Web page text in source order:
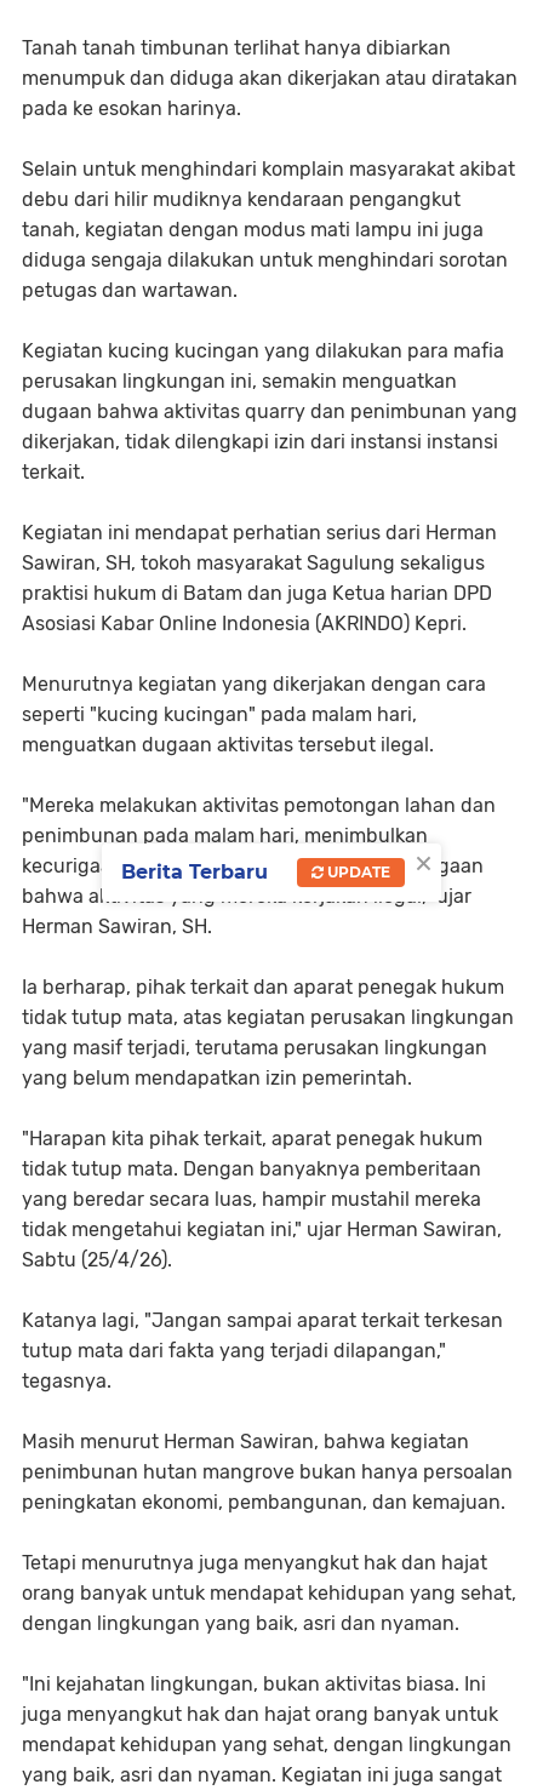
Tanah tanah timbunan terlihat hanya dibiarkan
menumpuk dan diduga akan dikerjakan atau diratakan
pada ke esokan harinya.
Selain untuk menghindari komplain masyarakat akibat
debu dari hilir mudiknya kendaraan pengangkut
tanah, kegiatan dengan modus mati lampu ini juga
diduga sengaja dilakukan untuk menghindari sorotan
petugas dan wartawan.
Kegiatan kucing kucingan yang dilakukan para mafia
perusakan lingkungan ini, semakin menguatkan
dugaan bahwa aktivitas quarry dan penimbunan yang
dikerjakan, tidak dilengkapi izin dari instansi instansi
terkait.
Kegiatan ini mendapat perhatian serius dari Herman
Sawiran, SH, tokoh masyarakat Sagulung sekaligus
praktisi hukum di Batam dan juga Ketua harian DPD
Asosiasi Kabar Online Indonesia (AKRINDO) Kepri.
Menurutnya kegiatan yang dikerjakan dengan cara
seperti "kucing kucingan" pada malam hari,
menguatkan dugaan aktivitas tersebut ilegal.
"Mereka melakukan aktivitas pemotongan lahan dan
penimbunan pada malam hari, menimbulkan
kecurigaan dan juga semakin menguatkan dugaan
bahwa aktivitas yang mereka kerjakan ilegal," ujar
Herman Sawiran, SH.
Ia berharap, pihak terkait dan aparat penegak hukum
tidak tutup mata, atas kegiatan perusakan lingkungan
yang masif terjadi, terutama perusakan lingkungan
yang belum mendapatkan izin pemerintah.
"Harapan kita pihak terkait, aparat penegak hukum
tidak tutup mata. Dengan banyaknya pemberitaan
yang beredar secara luas, hampir mustahil mereka
tidak mengetahui kegiatan ini," ujar Herman Sawiran,
Sabtu (25/4/26).
Katanya lagi, "Jangan sampai aparat terkait terkesan
tutup mata dari fakta yang terjadi dilapangan,"
tegasnya.
Masih menurut Herman Sawiran, bahwa kegiatan
penimbunan hutan mangrove bukan hanya persoalan
peningkatan ekonomi, pembangunan, dan kemajuan.
Tetapi menurutnya juga menyangkut hak dan hajat
orang banyak untuk mendapat kehidupan yang sehat,
dengan lingkungan yang baik, asri dan nyaman.
"Ini kejahatan lingkungan, bukan aktivitas biasa. Ini
juga menyangkut hak dan hajat orang banyak untuk
mendapat kehidupan yang sehat, dengan lingkungan
yang baik, asri dan nyaman. Kegiatan ini juga sangat
×
Berita Terbaru UPDATE